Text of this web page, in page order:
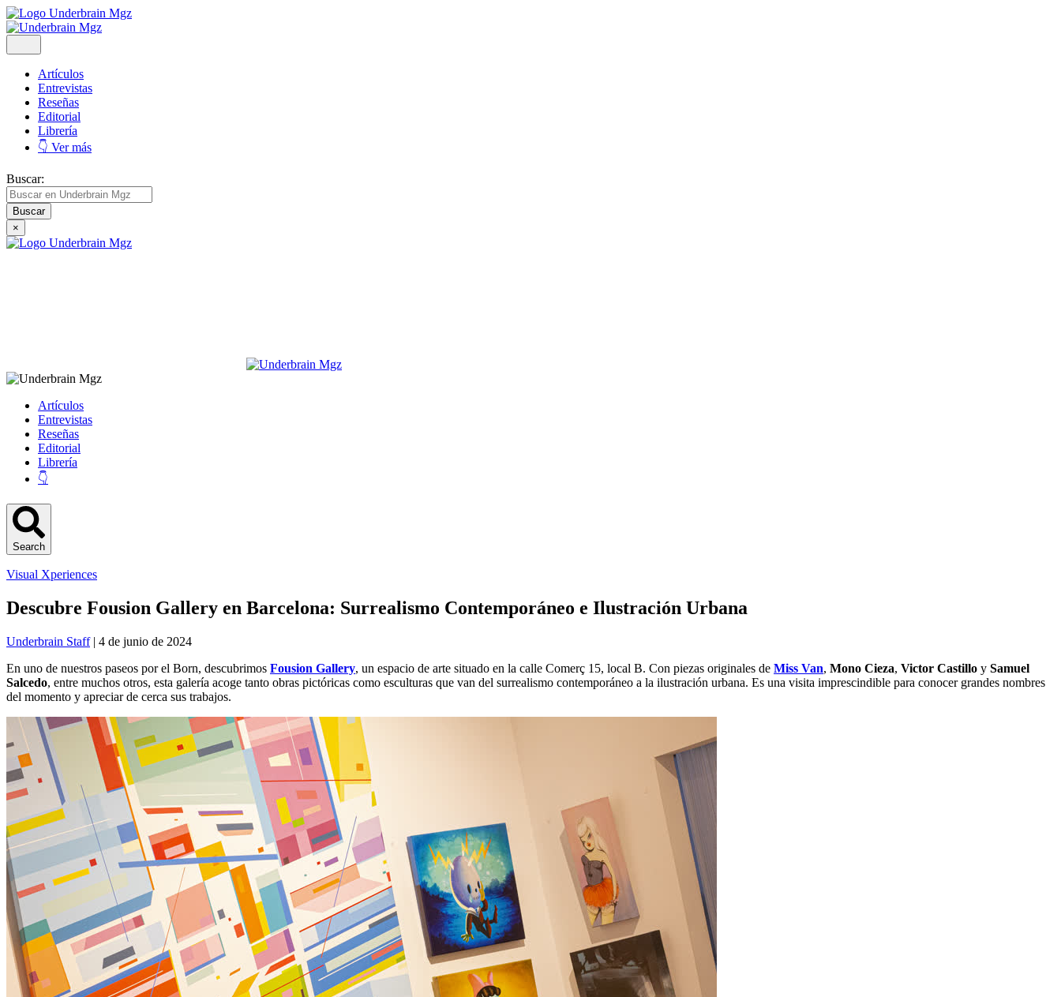
Artículos
Entrevistas
Reseñas
Editorial
Librería
👇 Ver más
Buscar:
×
Artículos
Entrevistas
Reseñas
Editorial
Librería
👇
Search
Visual Xperiences
Descubre Fousion Gallery en Barcelona: Surrealismo Contemporáneo e Ilustración Urbana
Underbrain Staff| 4 de junio de 2024
En uno de nuestros paseos por el Born, descubrimos Fousion Gallery, un espacio de arte situado en la calle Comerç 15, local B. Con piezas originales de Miss Van, Mono Cieza, Victor Castillo y Samuel
Salcedo, entre muchos otros, esta galería acoge tanto obras pictóricas como esculturas que van del surrealismo contemporáneo a la ilustración urbana. Es una visita imprescindible para conocer grandes nombres
del momento y apreciar de cerca sus trabajos.